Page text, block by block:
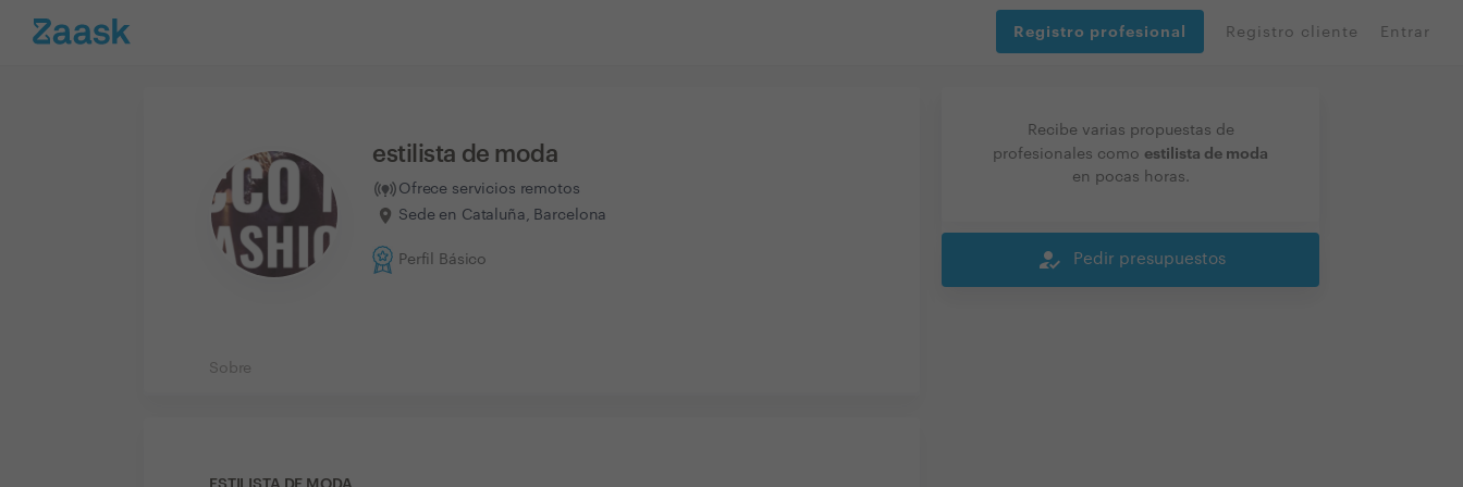
Registro profesional Registro cliente Entrar
estilista de moda
Ofrece servicios remotos
Sede en Cataluña, Barcelona
Perfil Básico
Sobre
Recibe varias propuestas de
profesionales como estilista de moda
en pocas horas.
how_to_reg Pedir presupuestos